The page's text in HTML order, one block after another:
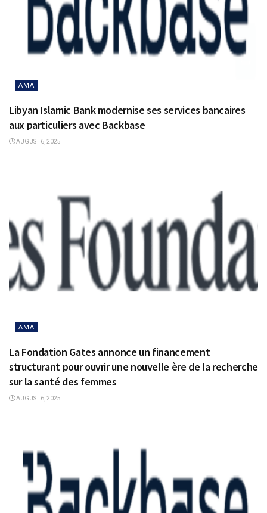
AMA
Libyan Islamic Bank modernise ses services bancaires
aux particuliers avec Backbase
AUGUST 6, 2025
AMA
La Fondation Gates annonce un financement
structurant pour ouvrir une nouvelle ère de la recherche
sur la santé des femmes
AUGUST 6, 2025